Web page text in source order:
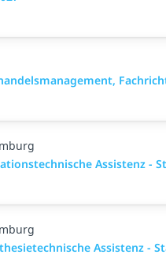
Assistenz -
Assistenz -